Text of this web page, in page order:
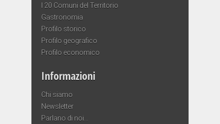
I 20 Comuni del Territorio
Gastronomia
Profilo storico
Profilo geografico
Profilo economico
Informazioni
Chi siamo
Newsletter
Parlano di noi…